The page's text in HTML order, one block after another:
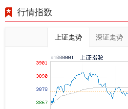
行情指数
上证走势 深证走势